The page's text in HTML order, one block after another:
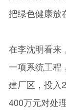
把绿色健康放
在李沈明看来
一项系统工程
建厂区，投入
400万元对处